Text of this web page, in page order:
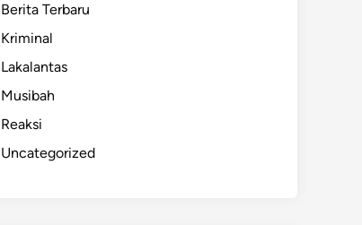
Berita Terbaru
Kriminal
Lakalantas
Musibah
Reaksi
Uncategorized